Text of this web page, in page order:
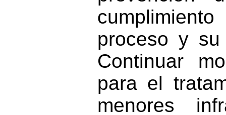
proceso y
Continuar
para el
menores